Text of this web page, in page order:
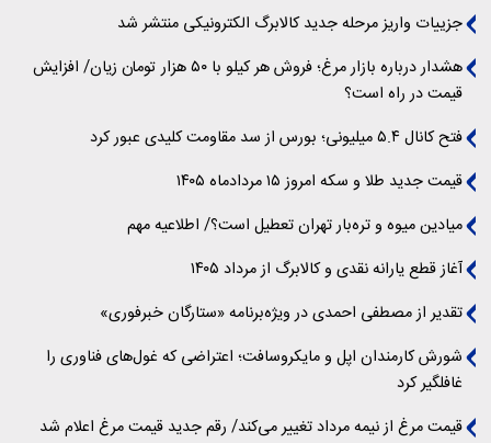
جزییات واریز مرحله جدید کالابرگ الکترونیکی منتشر شد
هشدار درباره بازار مرغ؛ فروش هر کیلو با ۵۰ هزار تومان زیان/ افزایش
قیمت در راه است؟
فتح کانال ۵.۴ میلیونی؛ بورس از سد مقاومت کلیدی عبور کرد
قیمت جدید طلا و سکه امروز ۱۵ مردادماه ۱۴۰۵
میادین میوه و تره‌بار تهران تعطیل است؟/ اطلاعیه مهم
آغاز قطع یارانه نقدی و کالابرگ از مرداد ۱۴۰۵
تقدیر از مصطفی احمدی در ویژه‌برنامه «ستارگان خبرفوری»
شورش کارمندان اپل و مایکروسافت؛ اعتراضی که غول‌های فناوری را
غافلگیر کرد
قیمت مرغ از نیمه مرداد تغییر می‌کند/ رقم جدید قیمت مرغ اعلام شد